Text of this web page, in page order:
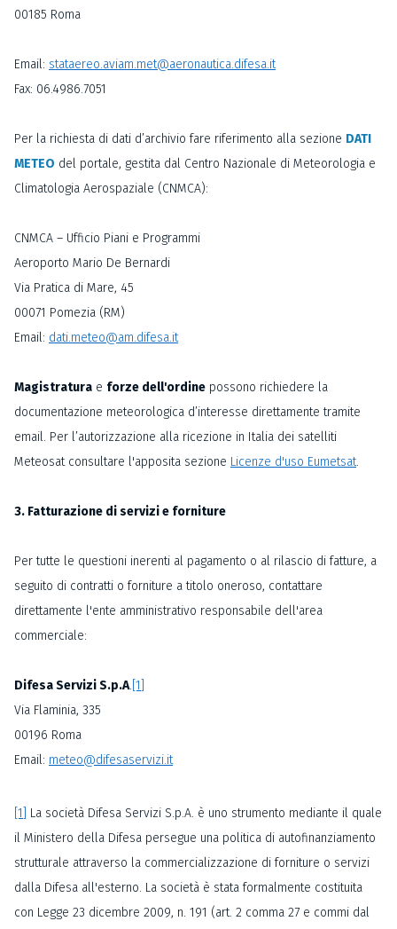
00185 Roma
Email: stataereo.aviam.met@aeronautica.difesa.it
Fax: 06.4986.7051
Per la richiesta di dati d’archivio fare riferimento alla sezione DATI
METEO del portale, gestita dal Centro Nazionale di Meteorologia e
Climatologia Aerospaziale (CNMCA):
CNMCA – Ufficio Piani e Programmi
Aeroporto Mario De Bernardi
Via Pratica di Mare, 45
00071 Pomezia (RM)
Email: dati.meteo@am.difesa.it
Magistratura e forze dell'ordine possono richiedere la
documentazione meteorologica d’interesse direttamente tramite
email. Per l’autorizzazione alla ricezione in Italia dei satelliti
Meteosat consultare l'apposita sezione Licenze d'uso Eumetsat.
3. Fatturazione di servizi e forniture
Per tutte le questioni inerenti al pagamento o al rilascio di fatture, a
seguito di contratti o forniture a titolo oneroso, contattare
direttamente l'ente amministrativo responsabile dell'area
commerciale:
Difesa Servizi S.p.A. [1]
Via Flaminia, 335
00196 Roma
Email: meteo@difesaservizi.it
[1]
La società Difesa Servizi S.p.A. è uno strumento mediante il quale
il Ministero della Difesa persegue una politica di autofinanziamento
strutturale attraverso la commercializzazione di forniture o servizi
dalla Difesa all'esterno. La società è stata formalmente costituita
con Legge 23 dicembre 2009, n. 191 (art. 2 comma 27 e commi dal